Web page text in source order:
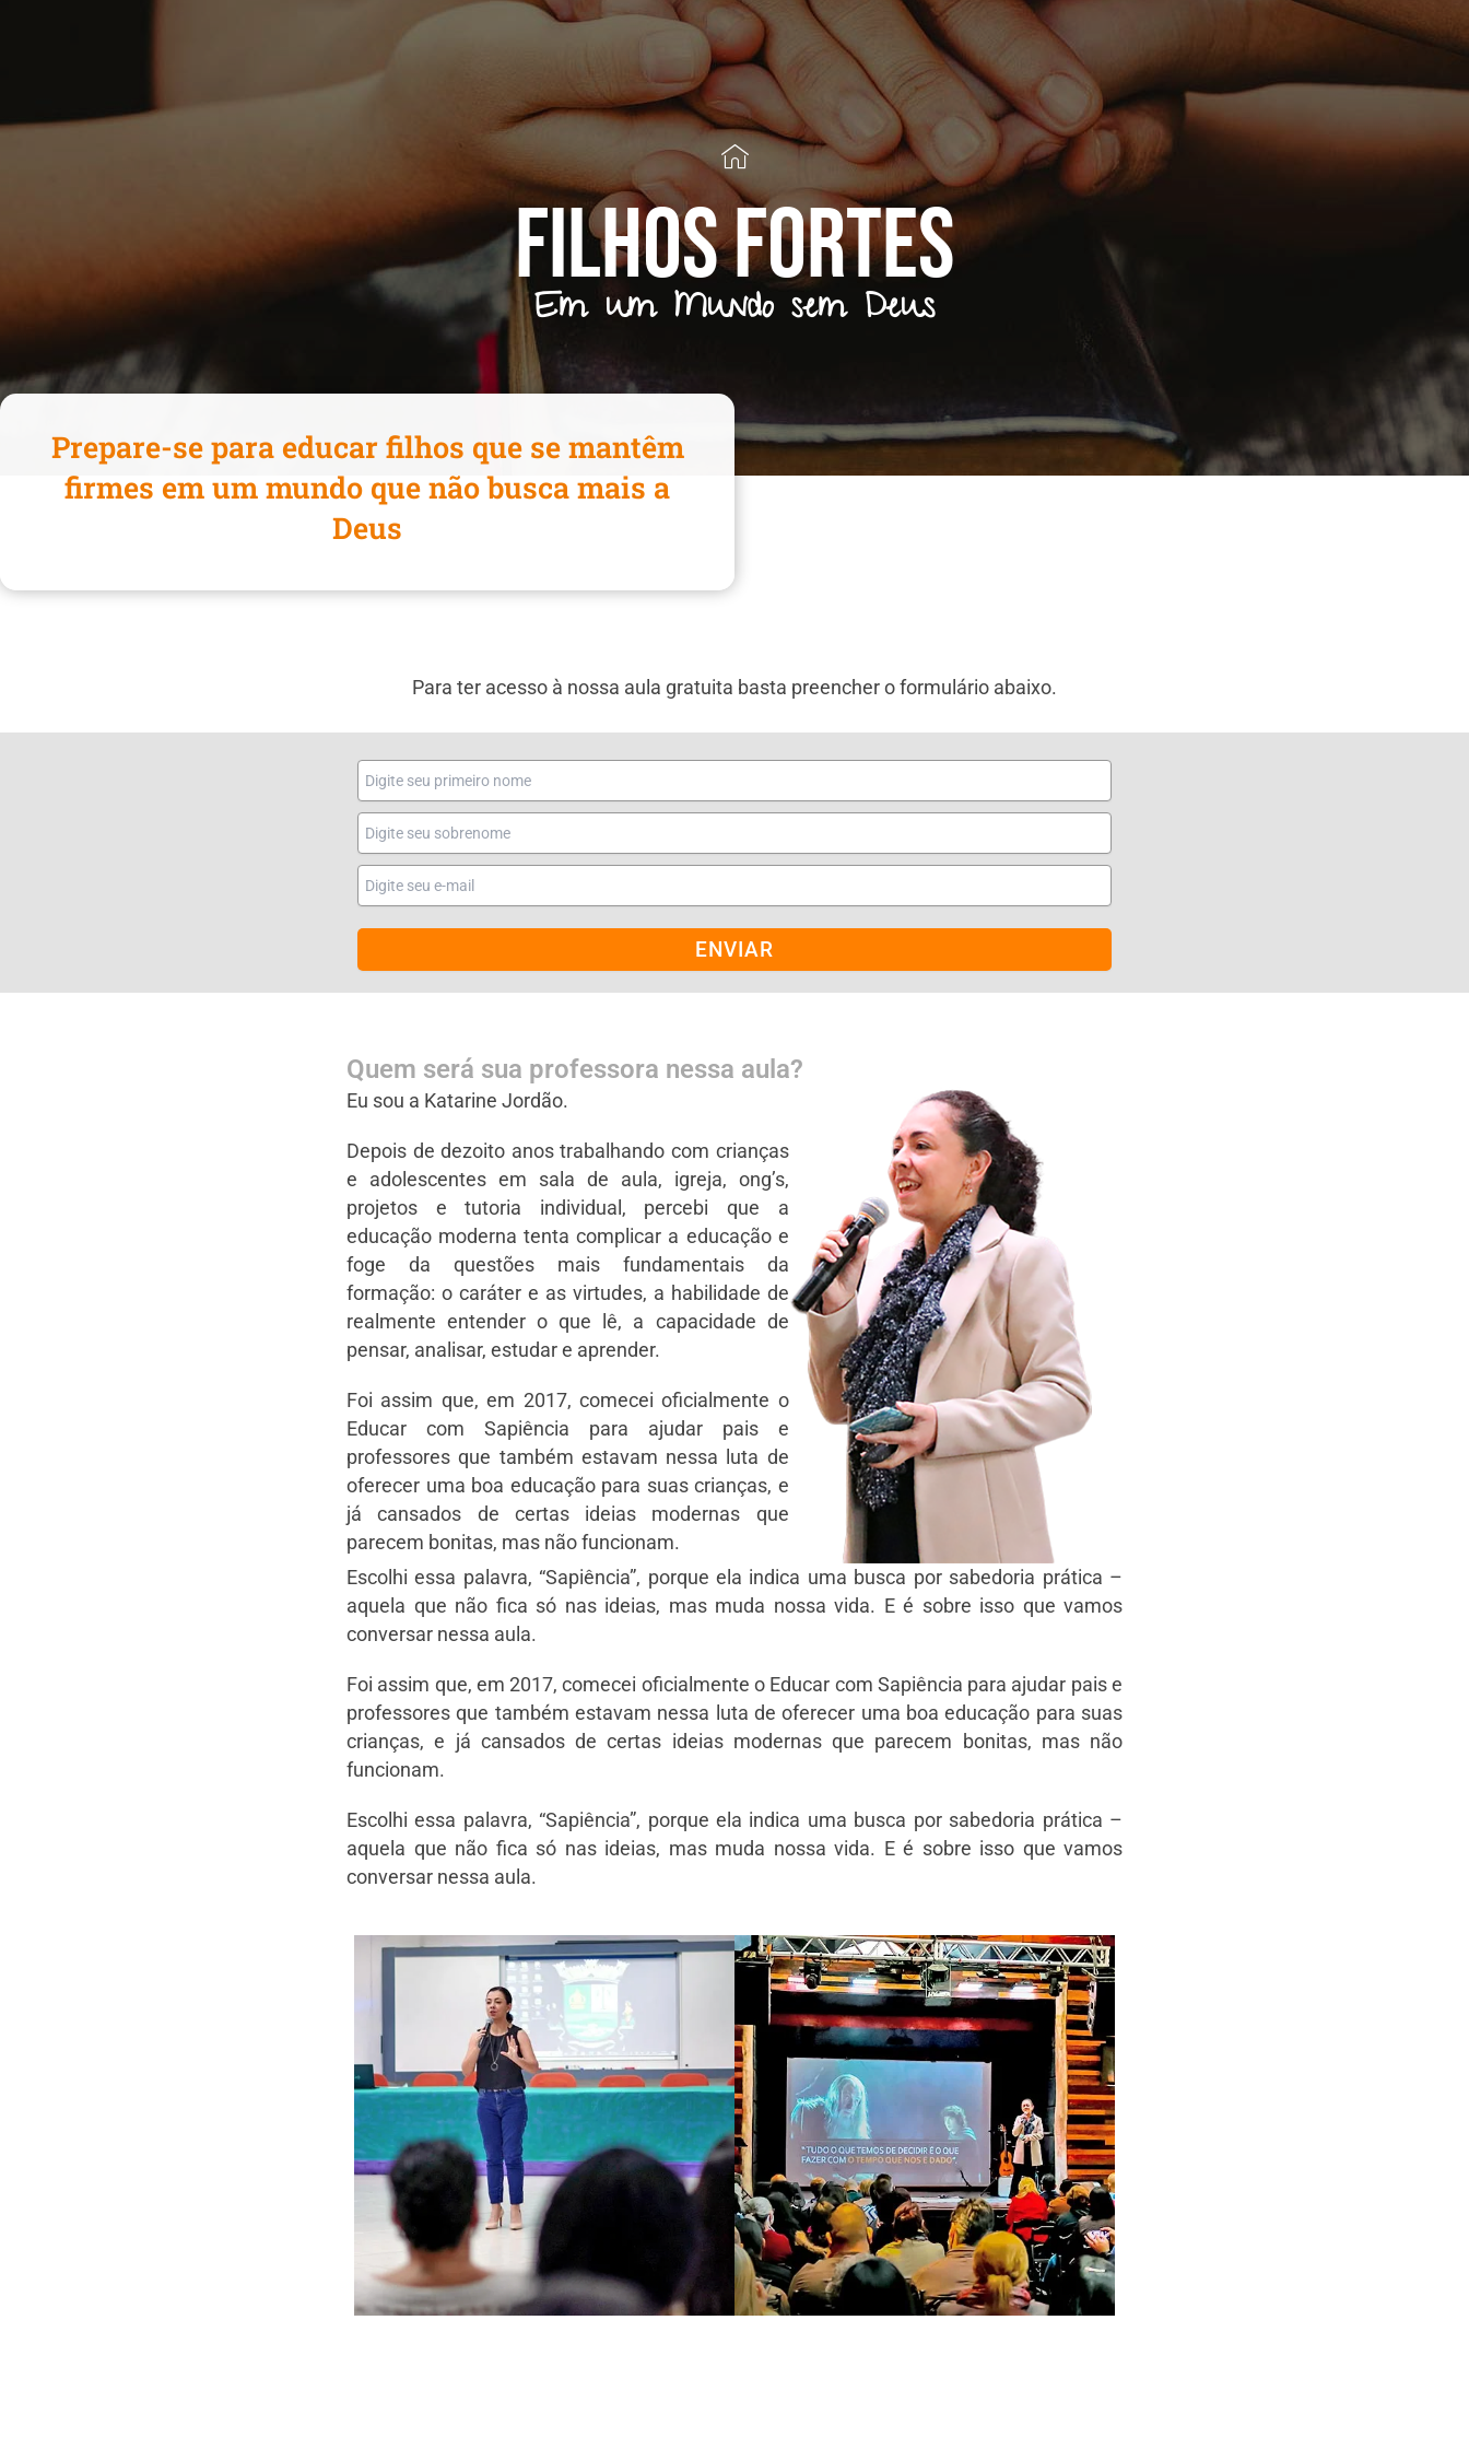
filhos fortes
Em um Mundo sem Deus
Prepare-se para educar filhos que se mantêm
firmes em um mundo que não busca mais a
Deus
Para ter acesso à nossa aula gratuita basta preencher o formulário abaixo.
ENVIAR
Quem será sua professora nessa aula?
Eu sou a Katarine Jordão.
Depois de dezoito anos trabalhando com crianças
e adolescentes em sala de aula, igreja, ong’s,
projetos e tutoria individual, percebi que a
educação moderna tenta complicar a educação e
foge da questões mais fundamentais da
formação: o caráter e as virtudes, a habilidade de
realmente entender o que lê, a capacidade de
pensar, analisar, estudar e aprender.
Foi assim que, em 2017, comecei oficialmente o
Educar com Sapiência para ajudar pais e
professores que também estavam nessa luta de
oferecer uma boa educação para suas crianças, e
já cansados de certas ideias modernas que
parecem bonitas, mas não funcionam.
Escolhi essa palavra, “Sapiência”, porque ela indica uma busca por sabedoria prática –
aquela que não fica só nas ideias, mas muda nossa vida. E é sobre isso que vamos
conversar nessa aula.
Foi assim que, em 2017, comecei oficialmente o Educar com Sapiência para ajudar pais e
professores que também estavam nessa luta de oferecer uma boa educação para suas
crianças, e já cansados de certas ideias modernas que parecem bonitas, mas não
funcionam.
Escolhi essa palavra, “Sapiência”, porque ela indica uma busca por sabedoria prática –
aquela que não fica só nas ideias, mas muda nossa vida. E é sobre isso que vamos
conversar nessa aula.